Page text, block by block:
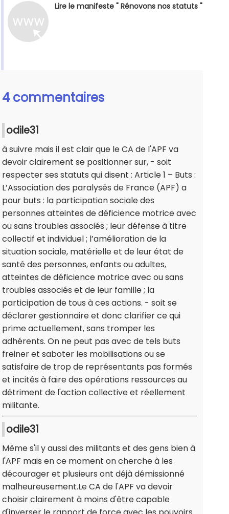
Lire le manifeste " Rénovons nos statuts "
4 commentaires
odile31
à suivre mais il est clair que le CA de l'APF va
devoir clairement se positionner sur, - soit
respecter ses statuts qui disent : Article 1 – Buts :
L’Association des paralysés de France (APF) a
pour buts : la participation sociale des
personnes atteintes de déficience motrice avec
ou sans troubles associés ; leur défense à titre
collectif et individuel ; l’amélioration de la
situation sociale, matérielle et de leur état de
santé des personnes, enfants ou adultes,
atteintes de déficience motrice avec ou sans
troubles associés et de leur famille ; la
participation de tous à ces actions. - soit se
déclarer gestionnaire et donc clarifier ce qui
prime actuellement, sans tromper les
adhérents. On ne peut pas avec de tels buts
freiner et saboter les mobilisations ou se
satisfaire de trop de représentants pas formés
et incités à faire des opérations ressources au
détriment de l'action collective et réellement
militante.
odile31
Même s'il y aussi des militants et des gens bien à
l'APF mais en ce moment on cherche à les
décourager et plusieurs ont déjà démissionné
malheureusement.Le CA de l'APF va devoir
choisir clairement à moins d'être capable